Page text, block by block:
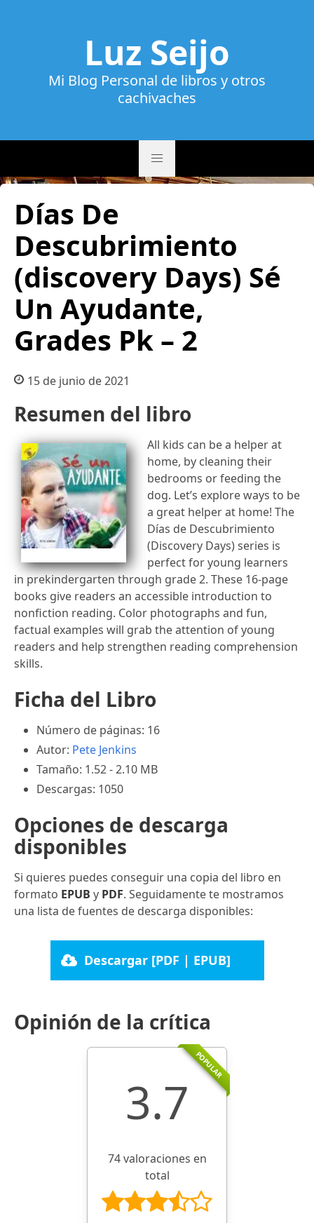
Luz Seijo
Mi Blog Personal de libros y otros
cachivaches
Días De
Descubrimiento
(discovery Days) Sé
Un Ayudante,
Grades Pk – 2
15 de junio de 2021
Resumen del libro
All kids can be a helper at
home, by cleaning their
bedrooms or feeding the
dog. Let’s explore ways to be
a great helper at home! The
Días de Descubrimiento
(Discovery Days) series is
perfect for young learners
in prekindergarten through grade 2. These 16-page
books give readers an accessible introduction to
nonfiction reading. Color photographs and fun,
factual examples will grab the attention of young
readers and help strengthen reading comprehension
skills.
Ficha del Libro
Número de páginas: 16
Autor: Pete Jenkins
Tamaño: 1.52 - 2.10 MB
Descargas: 1050
Opciones de descarga
disponibles
Si quieres puedes conseguir una copia del libro en
formato EPUB y PDF. Seguidamente te mostramos
una lista de fuentes de descarga disponibles:
Descargar [PDF | EPUB]
Opinión de la crítica
POPULAR
3.7
74 valoraciones en
total